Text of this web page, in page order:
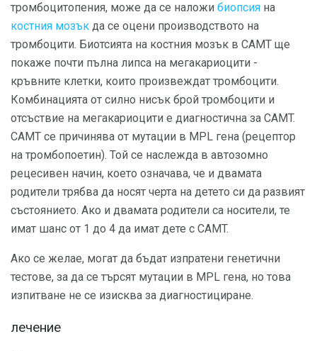
тромбоцитопения, може да се наложи биопсия на
костния мозък да се оцени производството на
тромбоцити. Биотсията на костния мозък в CAMT ще
покаже почти пълна липса на мегакариоцити -
кръвните клетки, които произвеждат тромбоцити.
Комбинацията от силно нисък брой тромбоцити и
отсъствие на мегакариоцити е диагностична за CAMT.
CAMT се причинява от мутации в MPL гена (рецептор
на тромбопоетин). Той се наслежда в автозомно
рецесивен начин, което означава, че и двамата
родители трябва да носят черта на детето си да развият
състоянието. Ако и двамата родители са носители, те
имат шанс от 1 до 4 да имат дете с CAMT.
Ако се желае, могат да бъдат изпратени генетични
тестове, за да се търсят мутации в MPL гена, но това
изпитване не се изисква за диагностициране.
лечение